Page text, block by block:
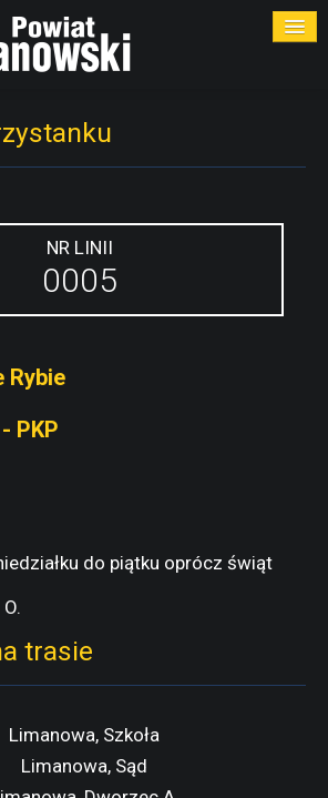
NR LINII
0005
Rybie
PKP
do piątku oprócz świąt
trasie
Limanowa, Szkoła
Limanowa, Sąd